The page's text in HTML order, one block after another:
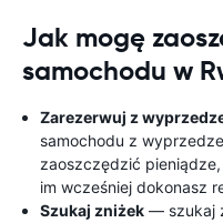
Jak mogę
samochodu w
Zarezerwuj z
samochodu z
zaoszczędzić
im wcześniej dokonasz
Szukaj zniżek — szukaj